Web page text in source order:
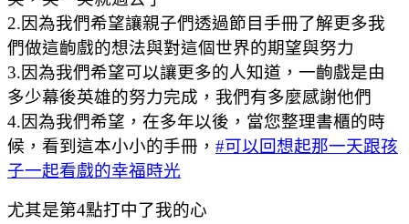
2.因為我們希望讓親子們透過節目手冊了解更多我
們做這齣戲的想法與對這個世界的期望與努力
3.因為我們希望可以讓更多的人知道，一齣戲是由
多少幕後英雄的努力完成，我們有多麼感謝他們
4.因為我們希望，在多年以後，當您整理書櫃的時
候，看到這本小小的手冊， ‪#‎可以回想起那一天跟孩
子一起看戲的幸福時光
尤其是第4點打中了我的心